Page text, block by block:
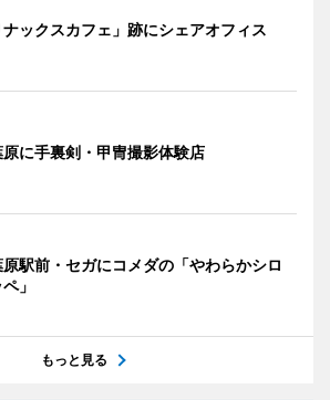
ナックスカフェ」跡にシェアオフィス
に手裏剣・甲冑撮影体験店
駅前・セガにコメダの「やわらかシロ
」
もっと見る